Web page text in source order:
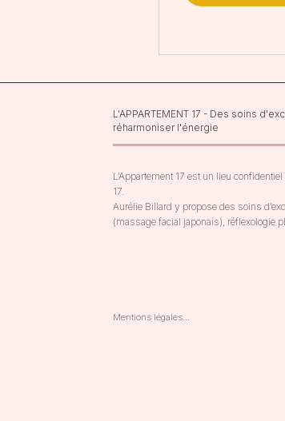
L'APPARTEMENT 17 - Des soins
réharmoniser l'énergie
L’Appartement 17 est un lieu
17.
Aurélie Billard y propose des soins
(massage facial japonais), réflexologie
Mentions légales